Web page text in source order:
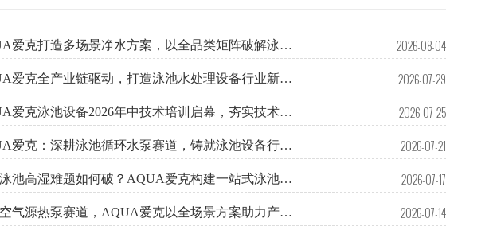
AQUA爱克打造多场景净水方案，以全品类矩阵破解泳池过滤选型难题 2026-08-04
AQUA爱克全产业链驱动，打造泳池水处理设备行业新格局 2026-07-29
AQUA爱克泳池设备2026年中技术培训启幕，夯实技术底蕴，赋能服务升级 2026-07-25
AQUA爱克：深耕泳池循环水泵赛道，铸就泳池设备行业头部品牌 2026-07-21
室内泳池高湿难题如何破？AQUA爱克构建一站式泳池除湿解决方案 2026-07-17
深耕空气源热泵赛道，AQUA爱克以全场景方案助力产业低碳升级 2026-07-14